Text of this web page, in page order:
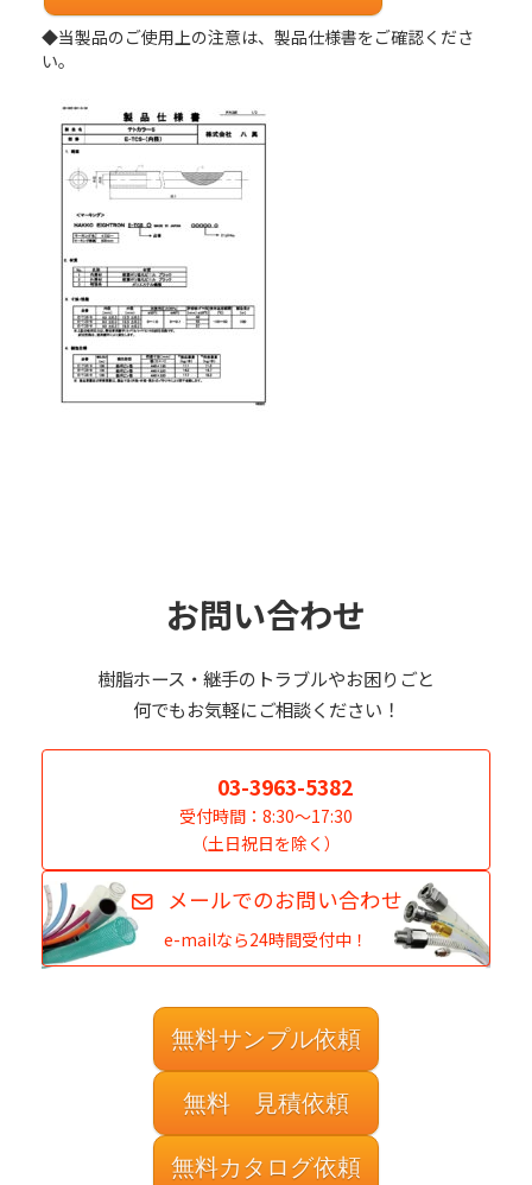
◆当製品のご使用上の注意は、製品仕様書をご確認くださ
い。
お問い合わせ
樹脂ホース・継手のトラブルやお困りごと
何でもお気軽にご相談ください！
03-3963-5382
受付時間：8:30～17:30
（土日祝日を除く）
メールでのお問い合わせ
e-mailなら24時間受付中！
無料サンプル依頼
無料 見積依頼
無料カタログ依頼